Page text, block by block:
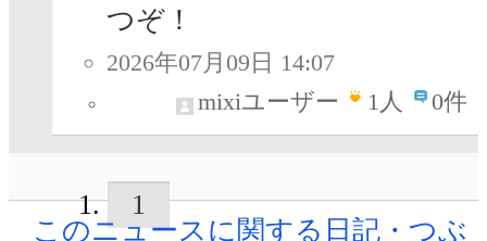
つぞ！
2026年07月09日 14:07
mixiユーザー
1人 0件
1
このニュースに関する日記・つぶ